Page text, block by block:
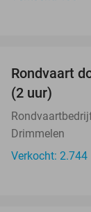
Rondvaart
(2 uur)
Drimmelen
Verkocht: 2.744